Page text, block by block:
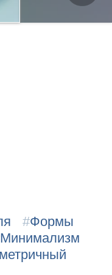
#Формы
Минимализм